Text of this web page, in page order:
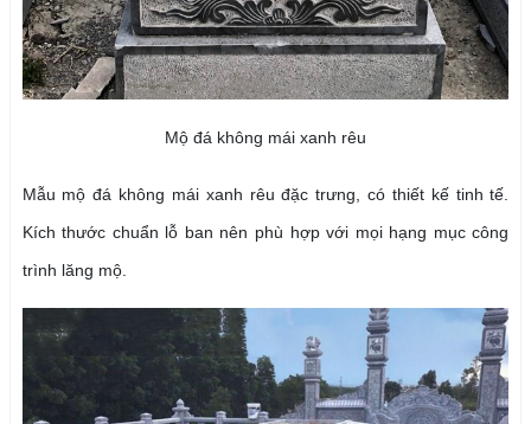
Mộ đá không mái xanh rêu
Mẫu mộ đá không mái xanh rêu đặc trưng, có thiết kế tinh tế.
Kích thước chuẩn lỗ ban nên phù hợp với mọi hạng mục công
trình lăng mộ.